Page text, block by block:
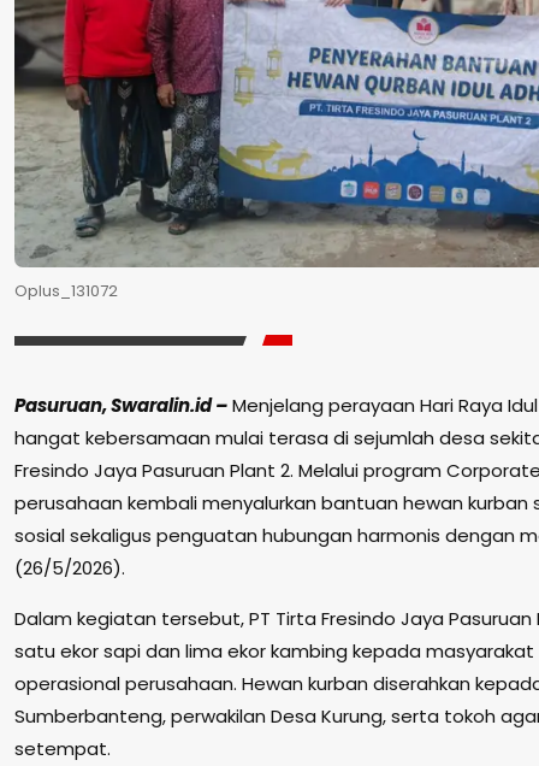
Oplus_131072
Pasuruan, Swaralin.id –Menjelang perayaan Hari Raya
hangat kebersamaan mulai terasa di sejumlah desa
Fresindo Jaya Pasuruan Plant 2. Melalui program
perusahaan kembali menyalurkan bantuan hewan
sosial sekaligus penguatan hubungan harmonis dengan
(26/5/2026).
Dalam kegiatan tersebut, PT Tirta Fresindo Jaya
satu ekor sapi dan lima ekor kambing kepada masyarakat
operasional perusahaan. Hewan kurban diserahkan
Sumberbanteng, perwakilan Desa Kurung, serta tokoh
setempat.